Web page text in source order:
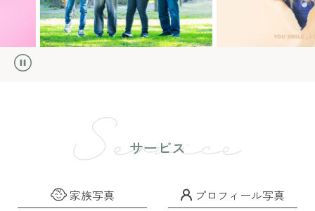
スタジオ撮影
100カット前後
100カット前後
サービス
家族写真 プロフィール写真